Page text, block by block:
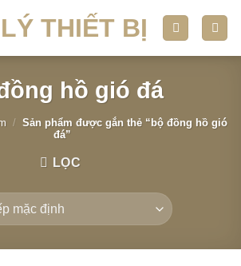
hồ gió đá
/ Sản phẩm được gắn thẻ “bộ đồng hồ gió
đá”
LỌC